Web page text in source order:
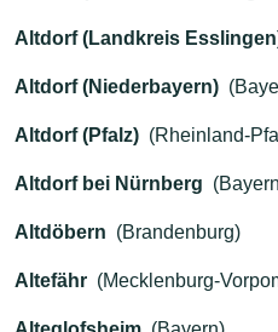
Altdorf (Landkreis
Altdorf (Niederbayern)
Altdorf (Pfalz) (Rheinland-
Altdorf bei Nürnberg
Altdöbern (Brandenburg)
Altefähr (Mecklenburg-